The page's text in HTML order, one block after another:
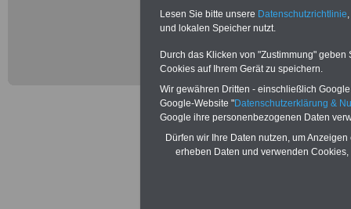
– Agrar –
Erziehung und
andererseits
vereinbart:.
Lesen Sie bitte unsere Datenschutzrichtlinie
und lokalen Speicher nutzt.
Durch das Klicken von "Zustimmung"
Cookies auf Ihrem Gerät zu speichern.
Wir gewähren Dritten - einschließlich
Google-Website "Datenschutzerklärung &
Google ihre personenbezogenen Daten
Dürfen wir Ihre Daten nutzen, um
erheben Daten und verwenden